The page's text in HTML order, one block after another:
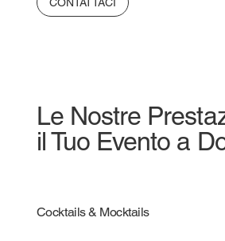
CONTATTACI
Le Nostre
il Tuo Evento a
Cocktails & Mocktails